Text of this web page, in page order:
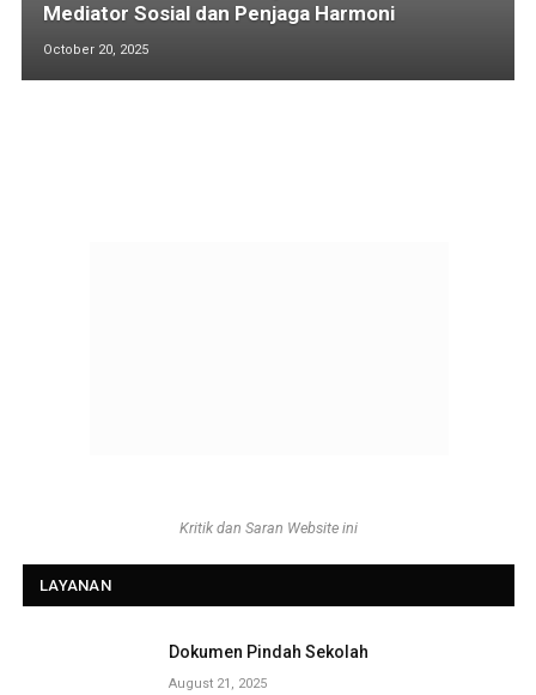
Mediator Sosial dan Penjaga Harmoni
October 20, 2025
Kritik dan Saran Website ini
LAYANAN
Dokumen Pindah Sekolah
August 21, 2025